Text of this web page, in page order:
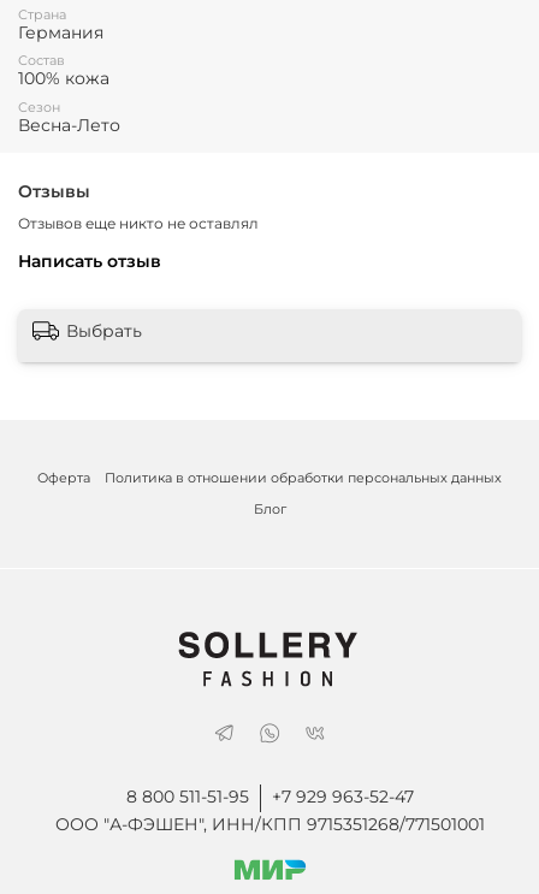
Страна
Германия
Состав
100% кожа
Сезон
Весна-Лето
Отзывы
Отзывов еще никто не оставлял
Написать отзыв
Выбрать
Оферта
Политика в отношении обработки персональных данных
Блог
8 800 511-51-95
+7 929 963-52-47
ООО "А-ФЭШЕН", ИНН/КПП 9715351268/771501001